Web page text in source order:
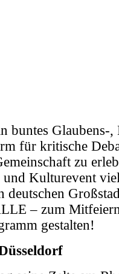
buntes Glaubens-
für kritische
zu
Kulturevent
deutschen
– zum
gestalten!